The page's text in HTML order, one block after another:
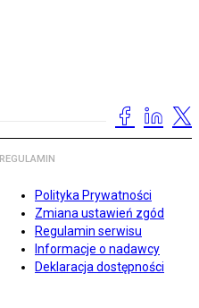
REGULAMIN
Polityka Prywatności
Zmiana ustawień zgód
Regulamin serwisu
Informacje o nadawcy
Deklaracja dostępności